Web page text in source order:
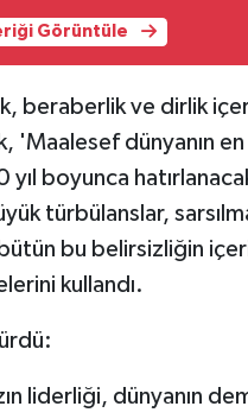
Görüntüle
beraberlik ve dirlik
dünyanın en
boyunca
türbülanslar,
bu belirsizliğin
kullandı.
liderliği, dünyanın